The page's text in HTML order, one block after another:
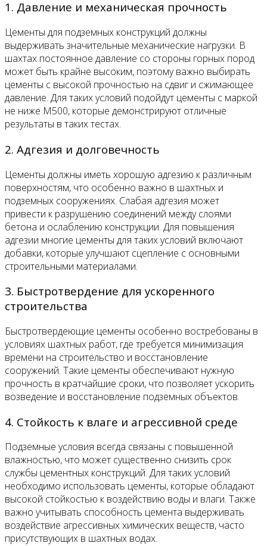
1. Давление и механическая прочность
Цементы для подземных конструкций должны
выдерживать значительные механические нагрузки. В
шахтах постоянное давление со стороны горных пород
может быть крайне высоким, поэтому важно выбирать
цементы с высокой прочностью на сдвиг и сжимающее
давление. Для таких условий подойдут цементы с маркой
не ниже М500, которые демонстрируют отличные
результаты в таких тестах.
2. Адгезия и долговечность
Цементы должны иметь хорошую адгезию к различным
поверхностям, что особенно важно в шахтных и
подземных сооружениях. Слабая адгезия может
привести к разрушению соединений между слоями
бетона и ослаблению конструкции. Для повышения
адгезии многие цементы для таких условий включают
добавки, которые улучшают сцепление с основными
строительными материалами.
3. Быстротвердение для ускоренного
строительства
Быстротвердеющие цементы особенно востребованы в
условиях шахтных работ, где требуется минимизация
времени на строительство и восстановление
сооружений. Такие цементы обеспечивают нужную
прочность в кратчайшие сроки, что позволяет ускорить
возведение и восстановление подземных объектов.
4. Стойкость к влаге и агрессивной среде
Подземные условия всегда связаны с повышенной
влажностью, что может существенно снизить срок
службы цементных конструкций. Для таких условий
необходимо использовать цементы, которые обладают
высокой стойкостью к воздействию воды и влаги. Также
важно учитывать способность цемента выдерживать
воздействие агрессивных химических веществ, часто
присутствующих в шахтных водах.